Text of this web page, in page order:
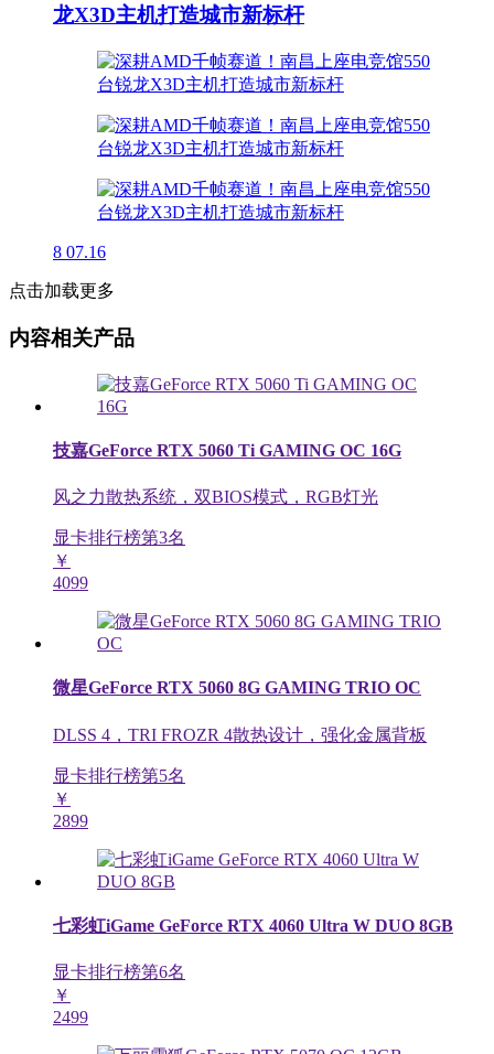
龙X3D主机打造城市新标杆
8 07.16
点击加载更多
内容相关产品
技嘉GeForce RTX 5060 Ti GAMING OC 16G
风之力散热系统，双BIOS模式，RGB灯光
显卡排行榜第3名
￥
4099
微星GeForce RTX 5060 8G GAMING TRIO OC
DLSS 4，TRI FROZR 4散热设计，强化金属背板
显卡排行榜第5名
￥
2899
七彩虹iGame GeForce RTX 4060 Ultra W DUO 8GB
显卡排行榜第6名
￥
2499